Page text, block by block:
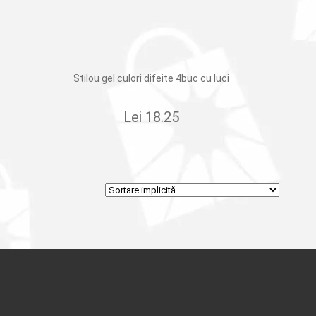
Stilou gel culori difeite 4buc cu luci
Lei 18.25